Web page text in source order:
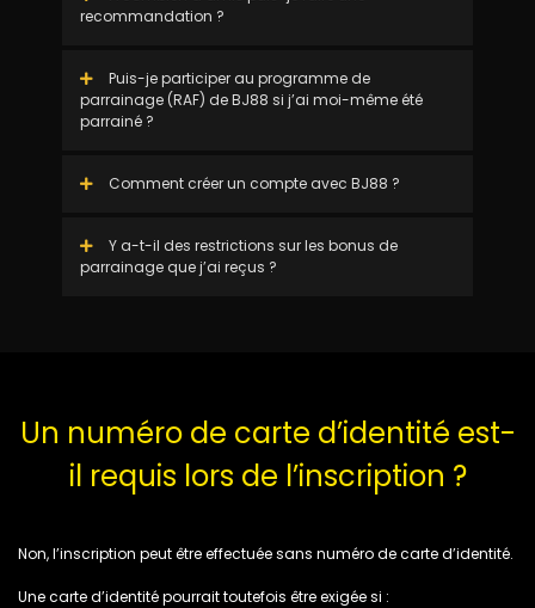
recommandation ?
Puis-je participer au programme de
parrainage (RAF) de BJ88 si j’ai moi-même été
parrainé ?
Comment créer un compte avec BJ88 ?
Y a-t-il des restrictions sur les bonus de
parrainage que j’ai reçus ?
Un numéro de carte d’identité est-
il requis lors de l’inscription ?
Non, l’inscription peut être effectuée sans numéro de carte d’identité.
Une carte d’identité pourrait toutefois être exigée si :